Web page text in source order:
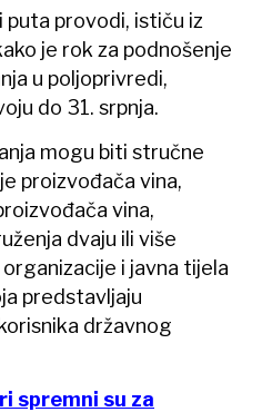
puta provodi, ističu iz
je rok za podnošenje
u poljoprivredi,
do 31. srpnja.
mogu biti stručne
proizvođača vina,
vina,
dvaju ili više
i javna tijela
predstavljaju
državnog
spremni su za